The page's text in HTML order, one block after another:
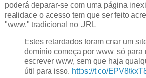
poderá deparar-se com uma página
realidade o acesso tem que ser feito
"www." tradicional no URL.
Estes retardados foram criar um
domínio começa por www, só para
escrever www, sem que haja
útil para isso. https://t.co/